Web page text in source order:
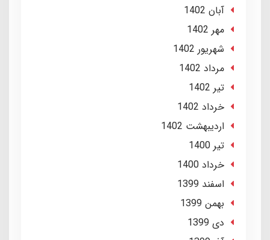
آبان 1402
مهر 1402
شهریور 1402
مرداد 1402
تير 1402
خرداد 1402
ارديبهشت 1402
تير 1400
خرداد 1400
اسفند 1399
بهمن 1399
دی 1399